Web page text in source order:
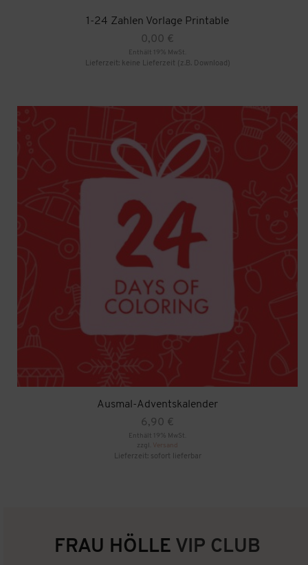
1-24 Zahlen Vorlage Printable
0,00 €
Enthält 19% MwSt.
Lieferzeit: keine Lieferzeit (z.B. Download)
Ausmal-Adventskalender
6,90 €
Enthält 19% MwSt.
zzgl. Versand
Lieferzeit: sofort lieferbar
FRAU HÖLLE VIP CLUB